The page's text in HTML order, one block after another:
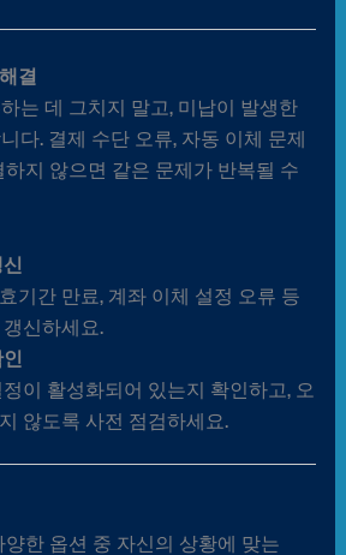
결
는 데 그치지 말고, 미납이 발생한
다. 결제 수단 오류, 자동 이체 문제
지 않으면 같은 문제가 반복될 수
기간 만료, 계좌 이체 설정 오류 등
신하세요.
이 활성화되어 있는지 확인하고, 오
않도록 사전 점검하세요.
한 옵션 중 자신의 상황에 맞는